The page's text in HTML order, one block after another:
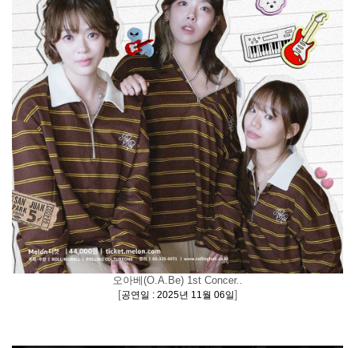
오아베(O.A.Be) 1st Concer..
[공연일 : 2025년 11월 06일]